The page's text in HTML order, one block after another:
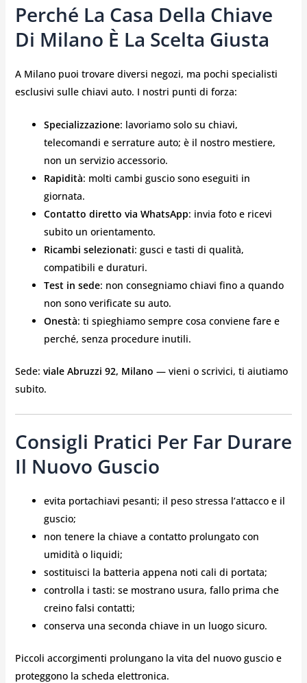
Perché La Casa Della Chiave
Di Milano È La Scelta Giusta
A Milano puoi trovare diversi negozi, ma pochi specialisti
esclusivi sulle chiavi auto. I nostri punti di forza:
Specializzazione: lavoriamo solo su chiavi,
telecomandi e serrature auto; è il nostro mestiere,
non un servizio accessorio.
Rapidità: molti cambi guscio sono eseguiti in
giornata.
Contatto diretto via WhatsApp: invia foto e ricevi
subito un orientamento.
Ricambi selezionati: gusci e tasti di qualità,
compatibili e duraturi.
Test in sede: non consegniamo chiavi fino a quando
non sono verificate su auto.
Onestà: ti spieghiamo sempre cosa conviene fare e
perché, senza procedure inutili.
Sede: viale Abruzzi 92, Milano — vieni o scrivici, ti aiutiamo
subito.
Consigli Pratici Per Far Durare
Il Nuovo Guscio
evita portachiavi pesanti; il peso stressa l’attacco e il
guscio;
non tenere la chiave a contatto prolungato con
umidità o liquidi;
sostituisci la batteria appena noti cali di portata;
controlla i tasti: se mostrano usura, fallo prima che
creino falsi contatti;
conserva una seconda chiave in un luogo sicuro.
Piccoli accorgimenti prolungano la vita del nuovo guscio e
proteggono la scheda elettronica.